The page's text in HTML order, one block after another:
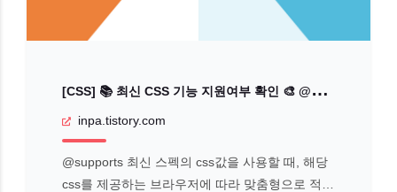
[
CSS] 📚 최신 CSS 기능 지원여부 확인 🎨 @supports
inpa.tistory.com
@supports 최신 스펙의 css값을 사용할 때, 해당
css를 제공하는 브라우저에 따라 맞춤형으로 적용